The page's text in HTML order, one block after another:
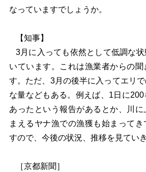
なっていますでしょうか。
【知事】
3月に入っても依然として低調な
いています。これは漁業者からの
す。ただ、3月の後半に入ってエリ
な量などもある。例えば、1日に
あったという報告があるとか、川
まえるヤナ漁での漁獲も始まって
すので、今後の状況、推移を見てい
［京都新聞］